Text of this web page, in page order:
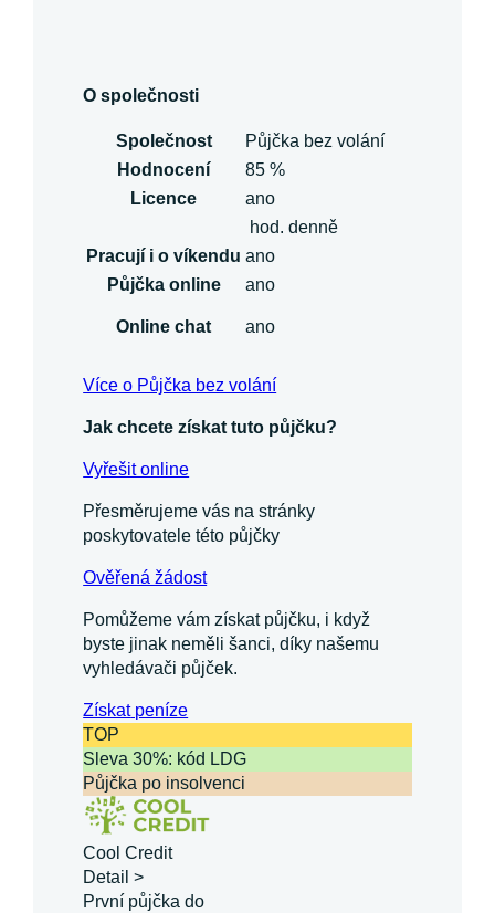
O společnosti
Společnost
Půjčka bez volání
Hodnocení
85 %
Licence
ano
hod. denně
Pracují i o víkendu ano
Půjčka online
ano
Online chat ano
Více o Půjčka bez volání
Jak chcete získat tuto půjčku?
Vyřešit online
Přesměrujeme vás na stránky
poskytovatele této půjčky
Ověřená žádost
Pomůžeme vám získat půjčku, i když
byste jinak neměli šanci, díky našemu
vyhledávači půjček.
Získatpeníze
TOP
Sleva 30%: kód LDG
Půjčka po insolvenci
Cool Credit
Detail >
První půjčka do